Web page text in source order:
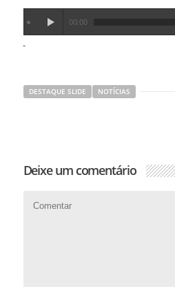
00:00
DESTAQUE SLIDE NOTÍCIAS
Deixe um comentário